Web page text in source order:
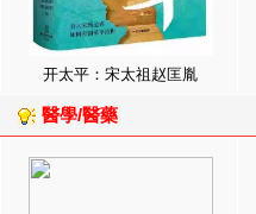
开太平：宋太祖赵匡胤
醫學/醫藥